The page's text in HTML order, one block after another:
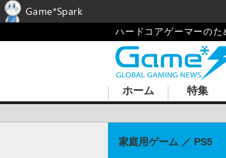
ハードコアゲーマーのた
ホーム 特集
家庭用ゲーム PS5
Game*Spark